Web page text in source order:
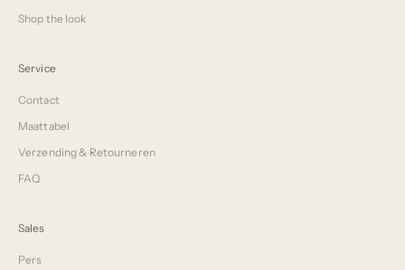
Shop the look
Service
Contact
Maattabel
Verzending & Retourneren
FAQ
Sales
Pers